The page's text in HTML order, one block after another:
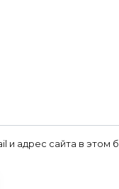
и адрес сайта в